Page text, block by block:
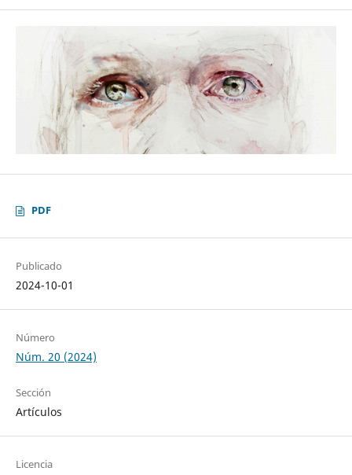
PDF
Publicado
2024-10-01
Número
Núm. 20 (2024)
Sección
Artículos
Licencia